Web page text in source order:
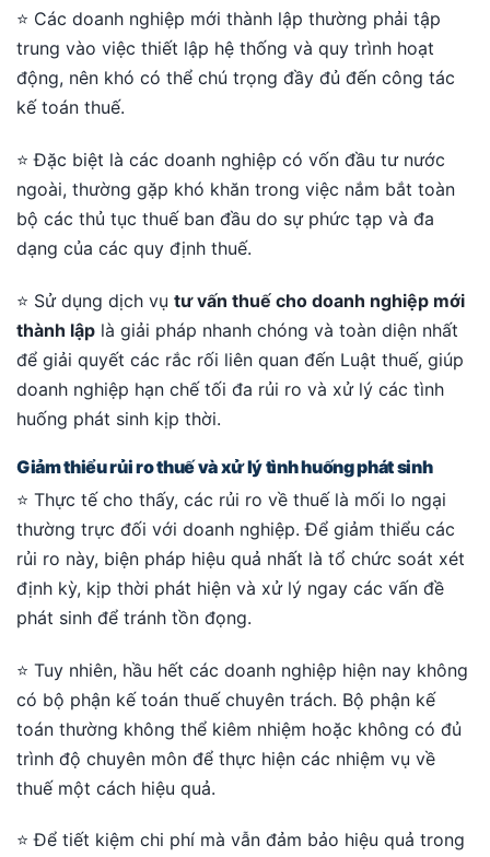
⭐ Các doanh nghiệp mới thành lập thường phải tập
trung vào việc thiết lập hệ thống và quy trình hoạt
động, nên khó có thể chú trọng đầy đủ đến công tác
kế toán thuế.
⭐ Đặc biệt là các doanh nghiệp có vốn đầu tư nước
ngoài, thường gặp khó khăn trong việc nắm bắt toàn
bộ các thủ tục thuế ban đầu do sự phức tạp và đa
dạng của các quy định thuế.
⭐ Sử dụng dịch vụ tư vấn thuế cho doanh nghiệp mới
thành lập là giải pháp nhanh chóng và toàn diện nhất
để giải quyết các rắc rối liên quan đến Luật thuế, giúp
doanh nghiệp hạn chế tối đa rủi ro và xử lý các tình
huống phát sinh kịp thời.
Giảm thiểu rủi ro thuế và xử lý tình huống phát sinh
⭐ Thực tế cho thấy, các rủi ro về thuế là mối lo ngại
thường trực đối với doanh nghiệp. Để giảm thiểu các
rủi ro này, biện pháp hiệu quả nhất là tổ chức soát xét
định kỳ, kịp thời phát hiện và xử lý ngay các vấn đề
phát sinh để tránh tồn đọng.
⭐ Tuy nhiên, hầu hết các doanh nghiệp hiện nay không
có bộ phận kế toán thuế chuyên trách. Bộ phận kế
toán thường không thể kiêm nhiệm hoặc không có đủ
trình độ chuyên môn để thực hiện các nhiệm vụ về
thuế một cách hiệu quả.
⭐ Để tiết kiệm chi phí mà vẫn đảm bảo hiệu quả trong